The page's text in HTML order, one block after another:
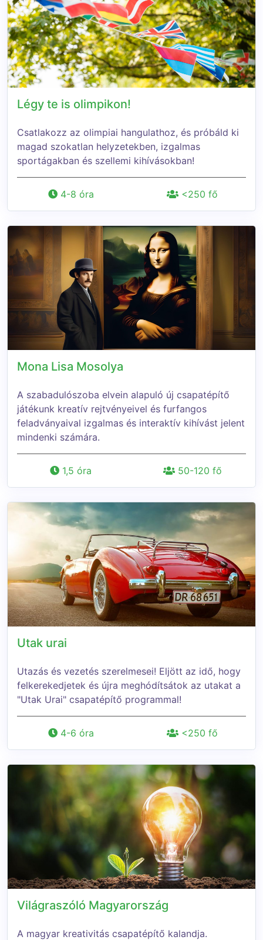
Légy te is olimpikon!
Csatlakozz az olimpiai hangulathoz, és próbáld ki
magad szokatlan helyzetekben, izgalmas
sportágakban és szellemi kihívásokban!
4-8 óra <250 fő
Mona Lisa Mosolya
A szabadulószoba elvein alapuló új csapatépítő
játékunk kreatív rejtvényeivel és furfangos
feladványaival izgalmas és interaktív kihívást jelent
mindenki számára.
1,5 óra 50-120 fő
Utak urai
Utazás és vezetés szerelmesei! Eljött az idő, hogy
felkerekedjetek és újra meghódítsátok az utakat a
"Utak Urai" csapatépítő programmal!
4-6 óra <250 fő
Világraszóló Magyarország
A magyar kreativitás csapatépítő kalandja.